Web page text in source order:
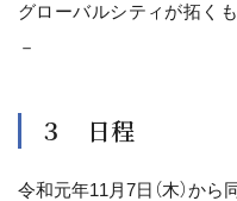
グローバルシティが拓く
－
３ 日程
令和元年11月7日（木）から